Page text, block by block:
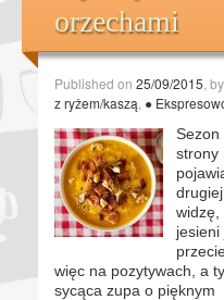
orzechami
Published on 25/09/2015 , by
z ryżem/kaszą ●
Sezon
strony
widzę,
jesieni
więc na pozytywach, a
sycąca zupa o pięknym